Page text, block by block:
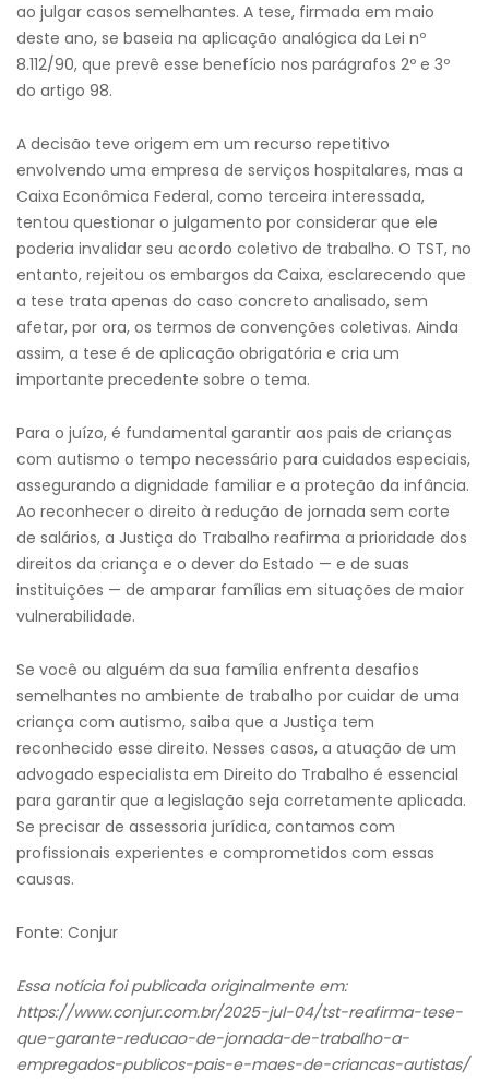
ao julgar casos semelhantes. A tese, firmada em maio
deste ano, se baseia na aplicação analógica da Lei nº
8.112/90, que prevê esse benefício nos parágrafos 2º e 3º
do artigo 98.
A decisão teve origem em um recurso repetitivo
envolvendo uma empresa de serviços hospitalares, mas a
Caixa Econômica Federal, como terceira interessada,
tentou questionar o julgamento por considerar que ele
poderia invalidar seu acordo coletivo de trabalho. O TST, no
entanto, rejeitou os embargos da Caixa, esclarecendo que
a tese trata apenas do caso concreto analisado, sem
afetar, por ora, os termos de convenções coletivas. Ainda
assim, a tese é de aplicação obrigatória e cria um
importante precedente sobre o tema.
Para o juízo, é fundamental garantir aos pais de crianças
com autismo o tempo necessário para cuidados especiais,
assegurando a dignidade familiar e a proteção da infância.
Ao reconhecer o direito à redução de jornada sem corte
de salários, a Justiça do Trabalho reafirma a prioridade dos
direitos da criança e o dever do Estado — e de suas
instituições — de amparar famílias em situações de maior
vulnerabilidade.
Se você ou alguém da sua família enfrenta desafios
semelhantes no ambiente de trabalho por cuidar de uma
criança com autismo, saiba que a Justiça tem
reconhecido esse direito. Nesses casos, a atuação de um
advogado especialista em Direito do Trabalho é essencial
para garantir que a legislação seja corretamente aplicada.
Se precisar de assessoria jurídica, contamos com
profissionais experientes e comprometidos com essas
causas.
Fonte: Conjur
Essa notícia foi publicada originalmente em:
https://www.conjur.com.br/2025-jul-04/tst-reafirma-tese-
que-garante-reducao-de-jornada-de-trabalho-a-
empregados-publicos-pais-e-maes-de-criancas-autistas/